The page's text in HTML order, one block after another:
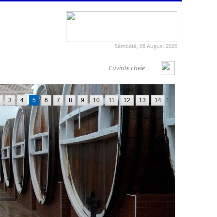
Sâmbătă, 08 August 2026
3 4 5 6 7 8 9 10 11 12 13 14